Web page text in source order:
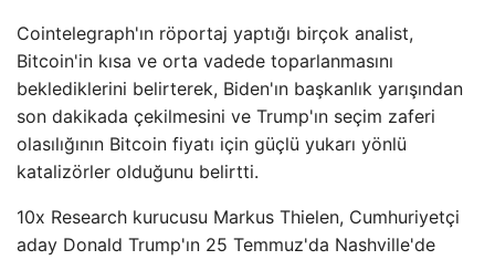
Cointelegraph'ın röportaj yaptığı birçok analist,
Bitcoin'in kısa ve orta vadede toparlanmasını
beklediklerini belirterek, Biden'ın başkanlık yarışından
son dakikada çekilmesini ve Trump'ın seçim zaferi
olasılığının Bitcoin fiyatı için güçlü yukarı yönlü
katalizörler olduğunu belirtti.
10x Research kurucusu Markus Thielen, Cumhuriyetçi
aday Donald Trump'ın 25 Temmuz'da Nashville'de